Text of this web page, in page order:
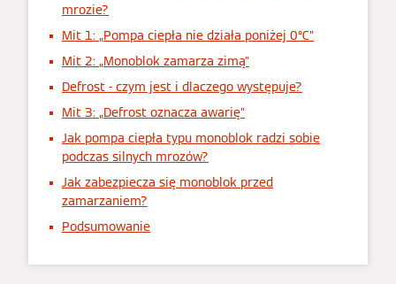
mrozie?
Mit 1: „Pompa ciepła nie działa poniżej 0°C”
Mit 2: „Monoblok zamarza zimą”
Defrost - czym jest i dlaczego występuje?
Mit 3: „Defrost oznacza awarię”
Jak pompa ciepła typu monoblok radzi sobie
podczas silnych mrozów?
Jak zabezpiecza się monoblok przed
zamarzaniem?
Podsumowanie